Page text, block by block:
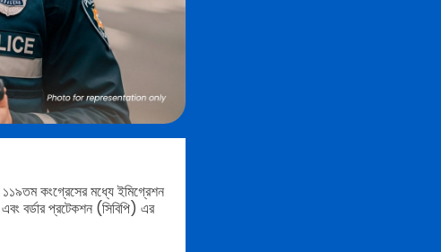
কংগ্রেসের মধ্যে ইমিগ্রেশন
বর্ডার প্রটেকশন (সিবিপি) এর